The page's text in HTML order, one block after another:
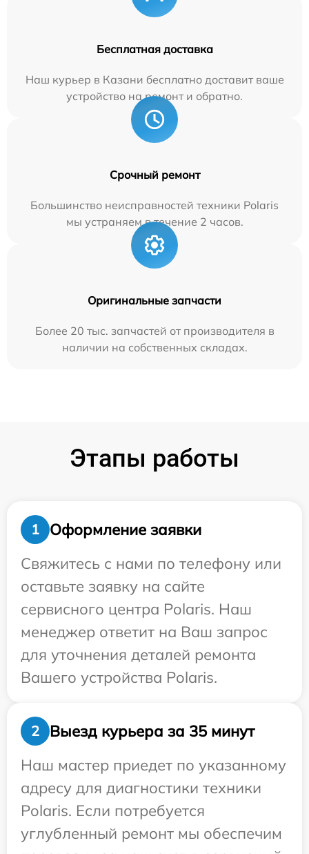
Бесплатная доставка
Наш курьер в Казани бесплатно доставит ваше
устройство на ремонт и обратно.
Срочный ремонт
Большинство неисправностей техники Polaris
мы устраняем в течение 2 часов.
Оригинальные запчасти
Более 20 тыс. запчастей от производителя в
наличии на собственных складах.
Этапы работы
1
Оформление заявки
Свяжитесь с нами по телефону или
оставьте заявку на сайте
сервисного центра Polaris. Наш
менеджер ответит на Ваш запрос
для уточнения деталей ремонта
Вашего устройства Polaris.
2
Выезд курьера за 35 минут
Наш мастер приедет по указанному
адресу для диагностики техники
Polaris. Если потребуется
углубленный ремонт мы обеспечим